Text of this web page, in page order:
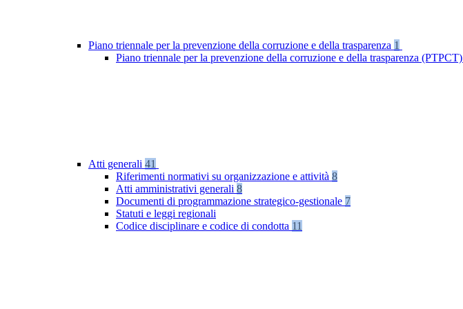
Piano triennale per la prevenzione della corruzione e della trasparenza 1
Piano triennale per la prevenzione della corruzione e della trasparenza (PTPCT)
Atti generali 41
Riferimenti normativi su organizzazione e attività 8
Atti amministrativi generali 8
Documenti di programmazione strategico-gestionale 7
Statuti e leggi regionali
Codice disciplinare e codice di condotta 11